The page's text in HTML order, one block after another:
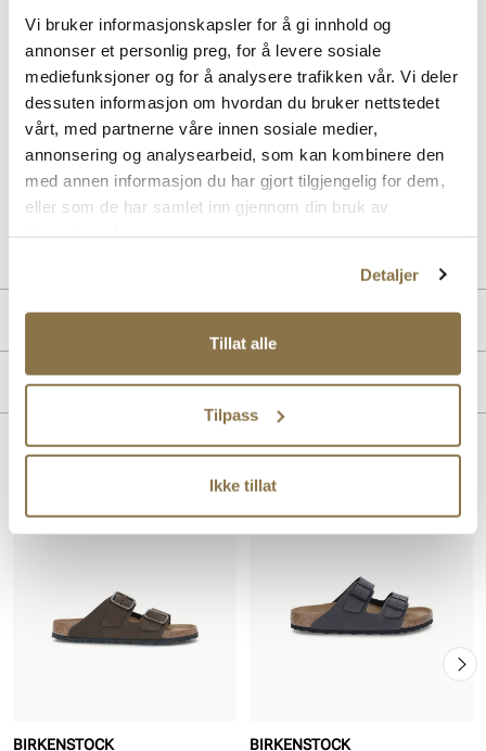
Vi bruker informasjonskapsler for å gi innhold og
annonser et personlig preg, for å levere sosiale
mediefunksjoner og for å analysere trafikken vår. Vi deler
dessuten informasjon om hvordan du bruker nettstedet
vårt, med partnerne våre innen sosiale medier,
annonsering og analysearbeid, som kan kombinere den
med annen informasjon du har gjort tilgjengelig for dem,
eller som de har samlet inn gjennom din bruk av
Detaljer
Tillat alle
Tilpass
Ikke tillat
Beskrivelse
BIRKENSTOCK Arizona SFB LEOI Regular er en klassisk
herresandal med justerbare nubukskinnstropper for optimal
tilpasning. Den myke skinninnersålen og ergonomiske fotsengen gir
utmerket komfort og støtte hele dagen. Syntet/gummisålen sikrer
godt grep og slitestyrke, perfekt for hverdagsbruk. En pålitelig og
tidløs favoritt. Farge: Habana
Produktdetaljer
For:Skinn
Merke
Lignende produkter
BIRKENSTOCK
BIRKENSTOCK